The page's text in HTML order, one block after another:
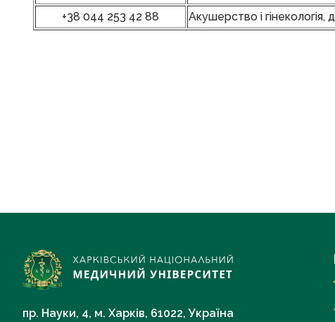
+38 044 253 42 88
Акушерство і
пр. Науки, 4, м. Харків, 61022, Україна